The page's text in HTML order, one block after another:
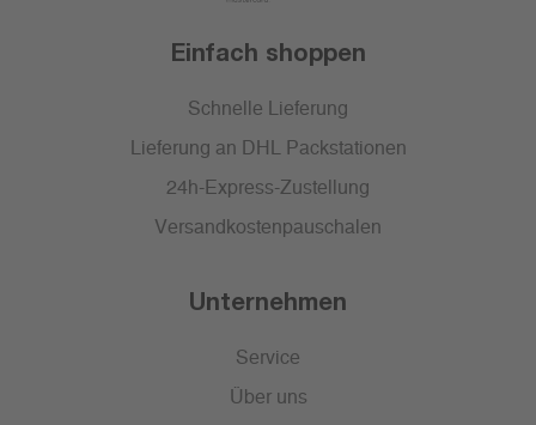
Einfach shoppen
Schnelle Lieferung
Lieferung an DHL Packstationen
24h-Express-Zustellung
Versandkostenpauschalen
Unternehmen
Service
Über uns